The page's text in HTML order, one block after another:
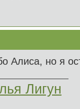
Алиса, но я
Лигун